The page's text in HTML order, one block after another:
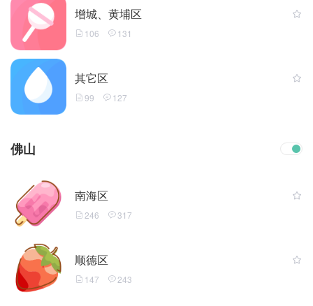
增城、黄埔区
106 131
其它区
99 127
佛山
南海区
246 317
顺德区
147 243